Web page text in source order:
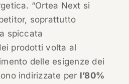
“Ortea Next si
soprattutto
spiccata
prodotti volta al
delle esigenze dei
indirizzate per l’80%